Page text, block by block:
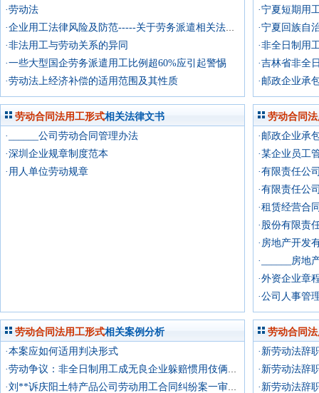
·劳动法
·企业用工法律风险及防范-----关于劳务派遣相关法律规定
·非法用工与劳动关系的异同
·一些大型国企劳务派遣用工比例超60%应引起警惕
·劳动法上经济补偿的适用范围及其性质
·宁夏短期用
·宁夏回族自
·非全日制用
·吉林省非全
·邮政企业承
劳动合同法用工形式相关法律文书
·______公司劳动合同管理办法
·深圳企业规章制度范本
·用人单位劳动规章
劳动合同
·邮政企业承
·某企业员工
·有限责任公
·有限责任公
·租赁经营合
·股份有限责
·房地产开发
·______房地
·外资企业章
·公司人事管
劳动合同法用工形式相关案例分析
·本案应如何适用判决形式
·劳动争议：非全日制用工成无良企业躲赔惯用伎俩，且看律师如何拆穿其狡辩——廖锐斌律师
·刘**诉庆阳土特产品公司劳动用工合同纠纷案一审代理词
劳动合同
·新劳动法辞
·新劳动法辞
·新劳动法辞